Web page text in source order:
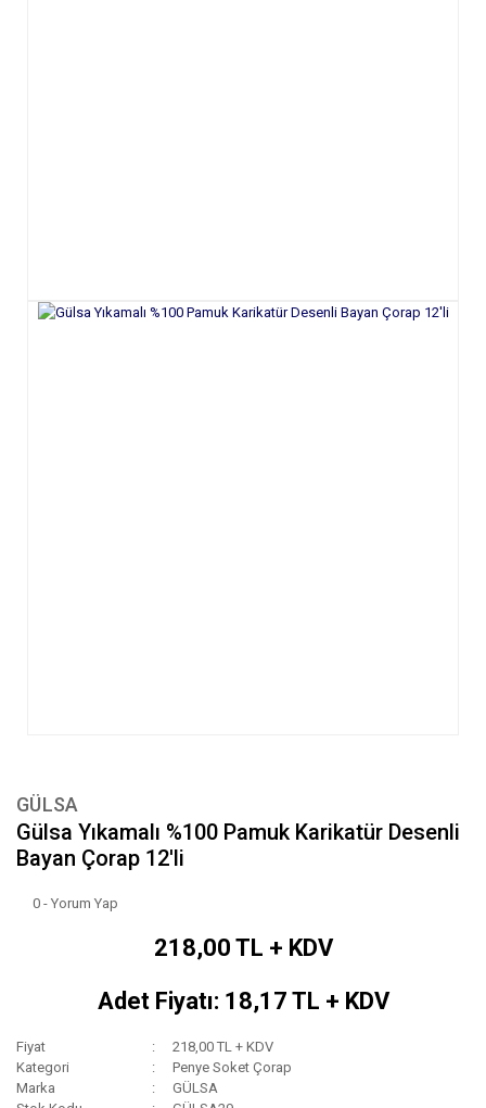
GÜLSA
Gülsa Yıkamalı %100 Pamuk Karikatür Desenli
Bayan Çorap 12'li
0 - Yorum Yap
218,00 TL + KDV
Adet Fiyatı: 18,17 TL + KDV
Fiyat
218,00 TL + KDV
Kategori
Penye Soket Çorap
Marka
GÜLSA